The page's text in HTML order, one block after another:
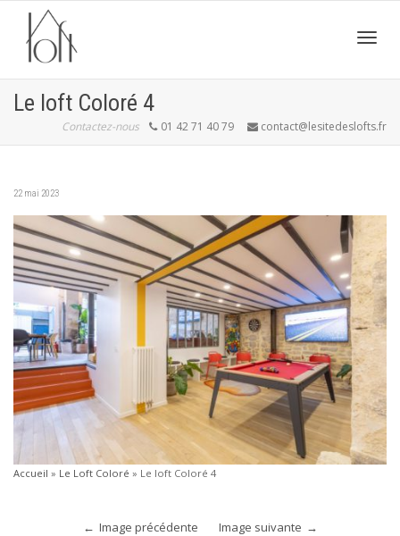
Le loft Coloré 4
Contactez-nous 01 42 71 40 79 contact@lesitedeslofts.fr
22 mai 2023
Accueil » Le Loft Coloré » Le loft Coloré 4
Image précédente Image suivante